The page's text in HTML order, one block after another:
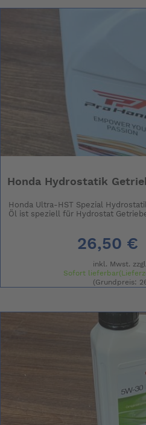
Honda Hydrostatik
Honda Ultra-HST Spezial
Öl ist speziell für Hydrostat
26,50 €
inkl. Mwst.
Sofort
(Grundpreis: